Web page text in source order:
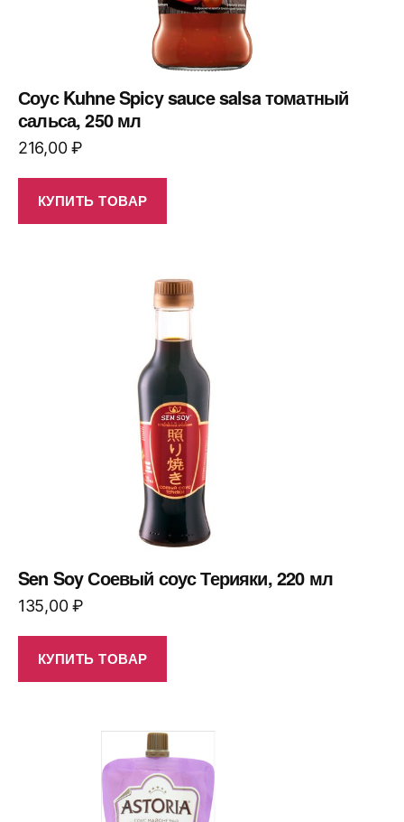
Соус Kuhne Spicy sauce salsa томатный
сальса, 250 мл
216,00₽
КУПИТЬ ТОВАР
Sen Soy Соевый соус Терияки, 220 мл
135,00₽
КУПИТЬ ТОВАР